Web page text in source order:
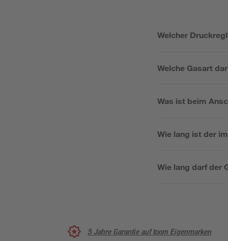
Welcher
Welche Gasart
Was ist beim
Wie lang ist der
Wie lang darf der
5 Jahre Garantie auf toom Eigenmarken